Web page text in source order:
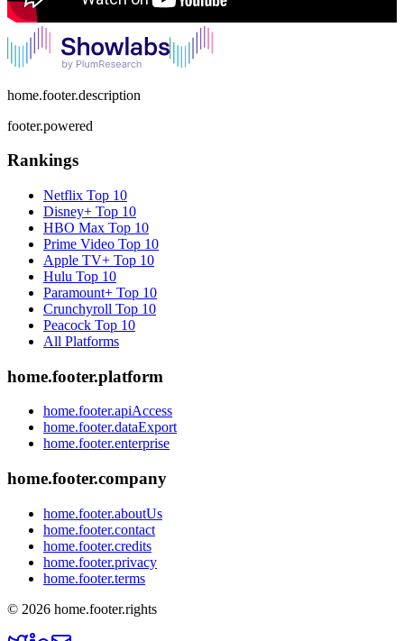
home.footer.description
footer.powered
Rankings
Netflix Top 10
Disney+ Top 10
HBO Max Top 10
Prime Video Top 10
Apple TV+ Top 10
Hulu Top 10
Paramount+ Top 10
Crunchyroll Top 10
Peacock Top 10
All Platforms
home.footer.platform
home.footer.apiAccess
home.footer.dataExport
home.footer.enterprise
home.footer.company
home.footer.aboutUs
home.footer.contact
home.footer.credits
home.footer.privacy
home.footer.terms
© 2026 home.footer.rights